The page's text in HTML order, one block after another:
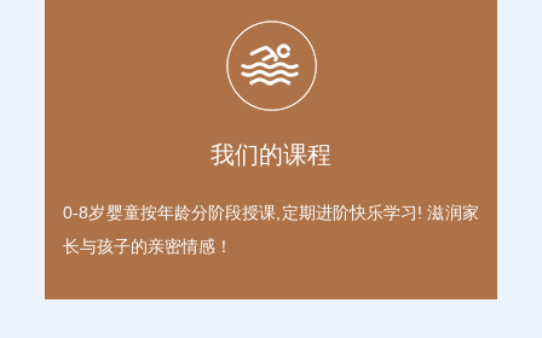
我们的课程
0-8岁婴童按年龄分阶段授课,定期进阶快乐学习! 滋润家
长与孩子的亲密情感！